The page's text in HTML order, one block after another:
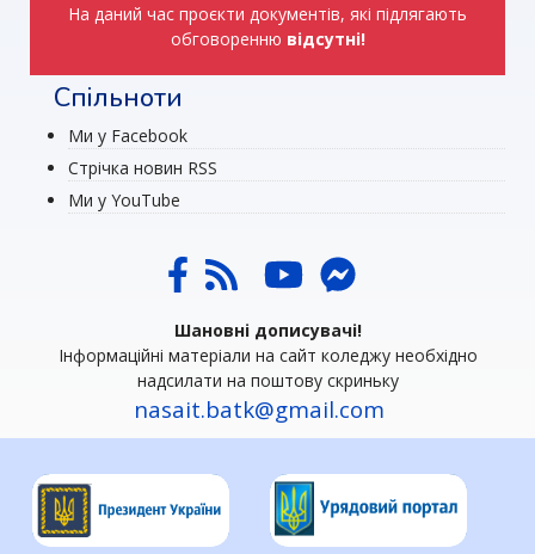
На даний час проєкти документів, які підлягають
обговоренню відсутні!
Спільноти
Ми у Facebook
Стрічка новин RSS
Ми у YouTube
Шановні дописувачі!
Інформаційні матеріали на сайт коледжу необхідно
надсилати на поштову скриньку
nasait.batk@gmail.com